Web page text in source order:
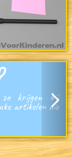
zo krijgen bij
artikelen die